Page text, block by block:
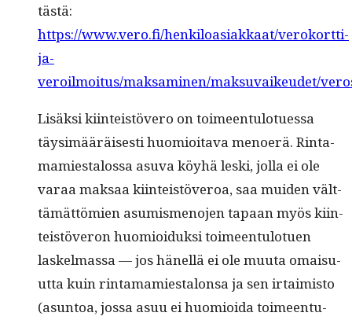
tästä:
https://www.vero.fi/henkiloasiakkaat/verokortti-
ja-
veroilmoitus/maksaminen/maksuvaikeudet/
Lisäk­si kiin­teistövero on toimeen­tu­lotues­sa
täysimääräis­es­ti huomioita­va meno­erä. Rin­ta­
mami­estalos­sa asu­va köy­hä les­ki, jol­la ei ole
varaa mak­saa kiin­teistöveroa, saa muiden vält­
tämät­tömien asum­is­meno­jen tapaan myös kiin­
teistöveron huomioiduk­si toimeen­tu­lotuen
laskel­mas­sa — jos hänel­lä ei ole muu­ta omaisu­
ut­ta kuin rin­ta­mami­estalon­sa ja sen irtaimis­to
(asun­toa, jos­sa asuu ei huomioi­da toimeen­tu­